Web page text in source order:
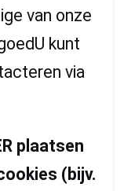
van onze
kunt
via
plaatsen
(bijv.